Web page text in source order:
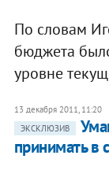
По словам
бюджета
уровне
13 декабря 2011, 11:20
ЭКСКЛЮЗИВ
принимать в